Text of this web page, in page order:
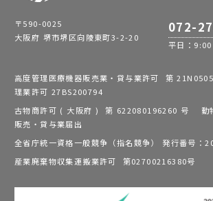
〒590-0025
大阪府 堺市堺区向陵東町3-2-20
072-
平日：
高度管理医療機器販売業・貸与業許可 第
理業許可 27BS200794
古物商許可 ( 大阪府 ) 第 622080196260 号 動
販売・貸与業届出
全省庁統一資格一般競争（指名競争） 発行番号：
産業廃棄物収集運搬業許可 第02700216380号